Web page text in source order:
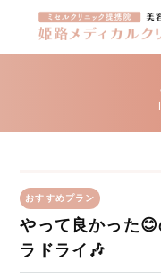
おすすめプラン
やって良かった
ラドライ🎶